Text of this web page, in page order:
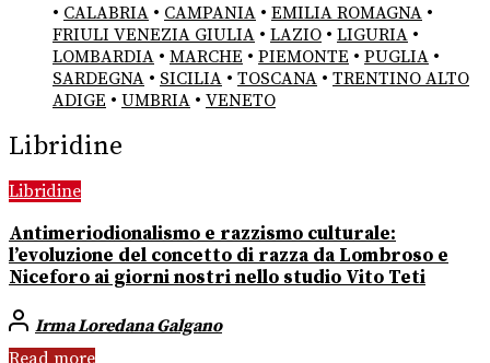
• CALABRIA • CAMPANIA • EMILIA ROMAGNA •
FRIULI VENEZIA GIULIA • LAZIO • LIGURIA •
LOMBARDIA • MARCHE • PIEMONTE • PUGLIA •
SARDEGNA • SICILIA • TOSCANA • TRENTINO ALTO
ADIGE • UMBRIA • VENETO
Libridine
Libridine
Antimeriodionalismo e razzismo culturale:
l’evoluzione del concetto di razza da Lombroso e
Niceforo ai giorni nostri nello studio Vito Teti
Irma Loredana Galgano
Read more